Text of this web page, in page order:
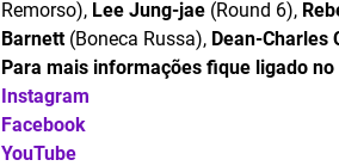
Remorso), Lee Jung-jae (Round 6),
Barnett (Boneca Russa), Dean-Charles
Para mais informações fique ligado no
Instagram
Facebook
YouTube